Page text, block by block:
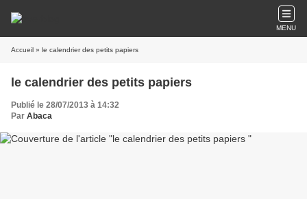
MENU
Accueil » le calendrier des petits papiers
le calendrier des petits papiers
Publié le 28/07/2013 à 14:32
Par Abaca